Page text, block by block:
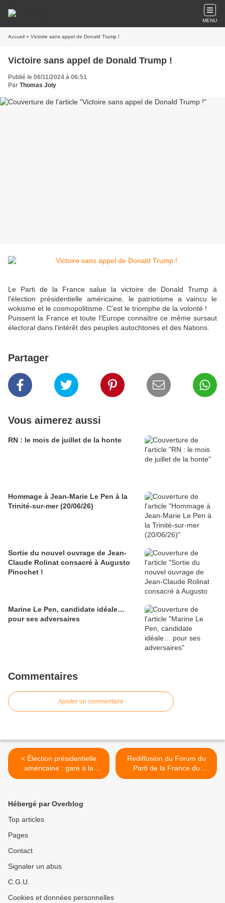
MENU
Accueil » Victoire sans appel de Donald Trump !
Victoire sans appel de Donald Trump !
Publié le 06/11/2024 à 06:51
Par Thomas Joly
Le Parti de la France salue la victoire de Donald Trump à
l'élection présidentielle américaine, le patriotisme a vaincu le
wokisme et le cosmopolitisme. C'est le triomphe de la volonté !
Puissent la France et toute l'Europe connaître ce même sursaut
électoral dans l'intérêt des peuples autochtones et des Nations.
Partager
Vous aimerez aussi
RN : le mois de juillet de la honte
Hommage à Jean-Marie Le Pen à la
Trinité-sur-mer (20/06/26)
Sortie du nouvel ouvrage de Jean-
Claude Rolinat consacré à Augusto
Pinochet !
Marine Le Pen, candidate idéale…
pour ses adversaires
Commentaires
Ajouter un commentaire
< Élection présidentielle
américaine : gare à la
fraude !
Rediffusion du Forum du
Parti de la France du
08/11/24 >
Hébergé par Overblog
Top articles
Pages
Contact
Signaler un abus
C.G.U.
Cookies et données personnelles